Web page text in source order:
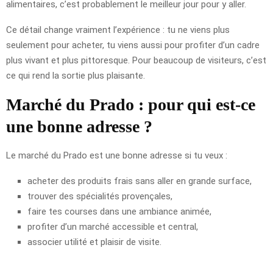
alimentaires, c’est probablement le meilleur jour pour y aller.
Ce détail change vraiment l’expérience : tu ne viens plus
seulement pour acheter, tu viens aussi pour profiter d’un cadre
plus vivant et plus pittoresque. Pour beaucoup de visiteurs, c’est
ce qui rend la sortie plus plaisante.
Marché du Prado : pour qui est-ce
une bonne adresse ?
Le marché du Prado est une bonne adresse si tu veux :
acheter des produits frais sans aller en grande surface,
trouver des spécialités provençales,
faire tes courses dans une ambiance animée,
profiter d’un marché accessible et central,
associer utilité et plaisir de visite.